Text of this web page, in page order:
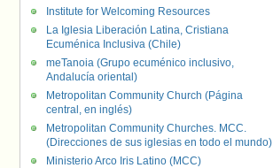
Institute for Welcoming Resources
La Iglesia Liberación Latina, Cristiana
Ecuménica Inclusiva (Chile)
meTanoia (Grupo ecuménico inclusivo,
Andalucía oriental)
Metropolitan Community Church (Página
central, en inglés)
Metropolitan Community Churches. MCC.
(Direcciones de sus iglesias en todo el mundo)
Ministerio Arco Iris Latino (MCC)